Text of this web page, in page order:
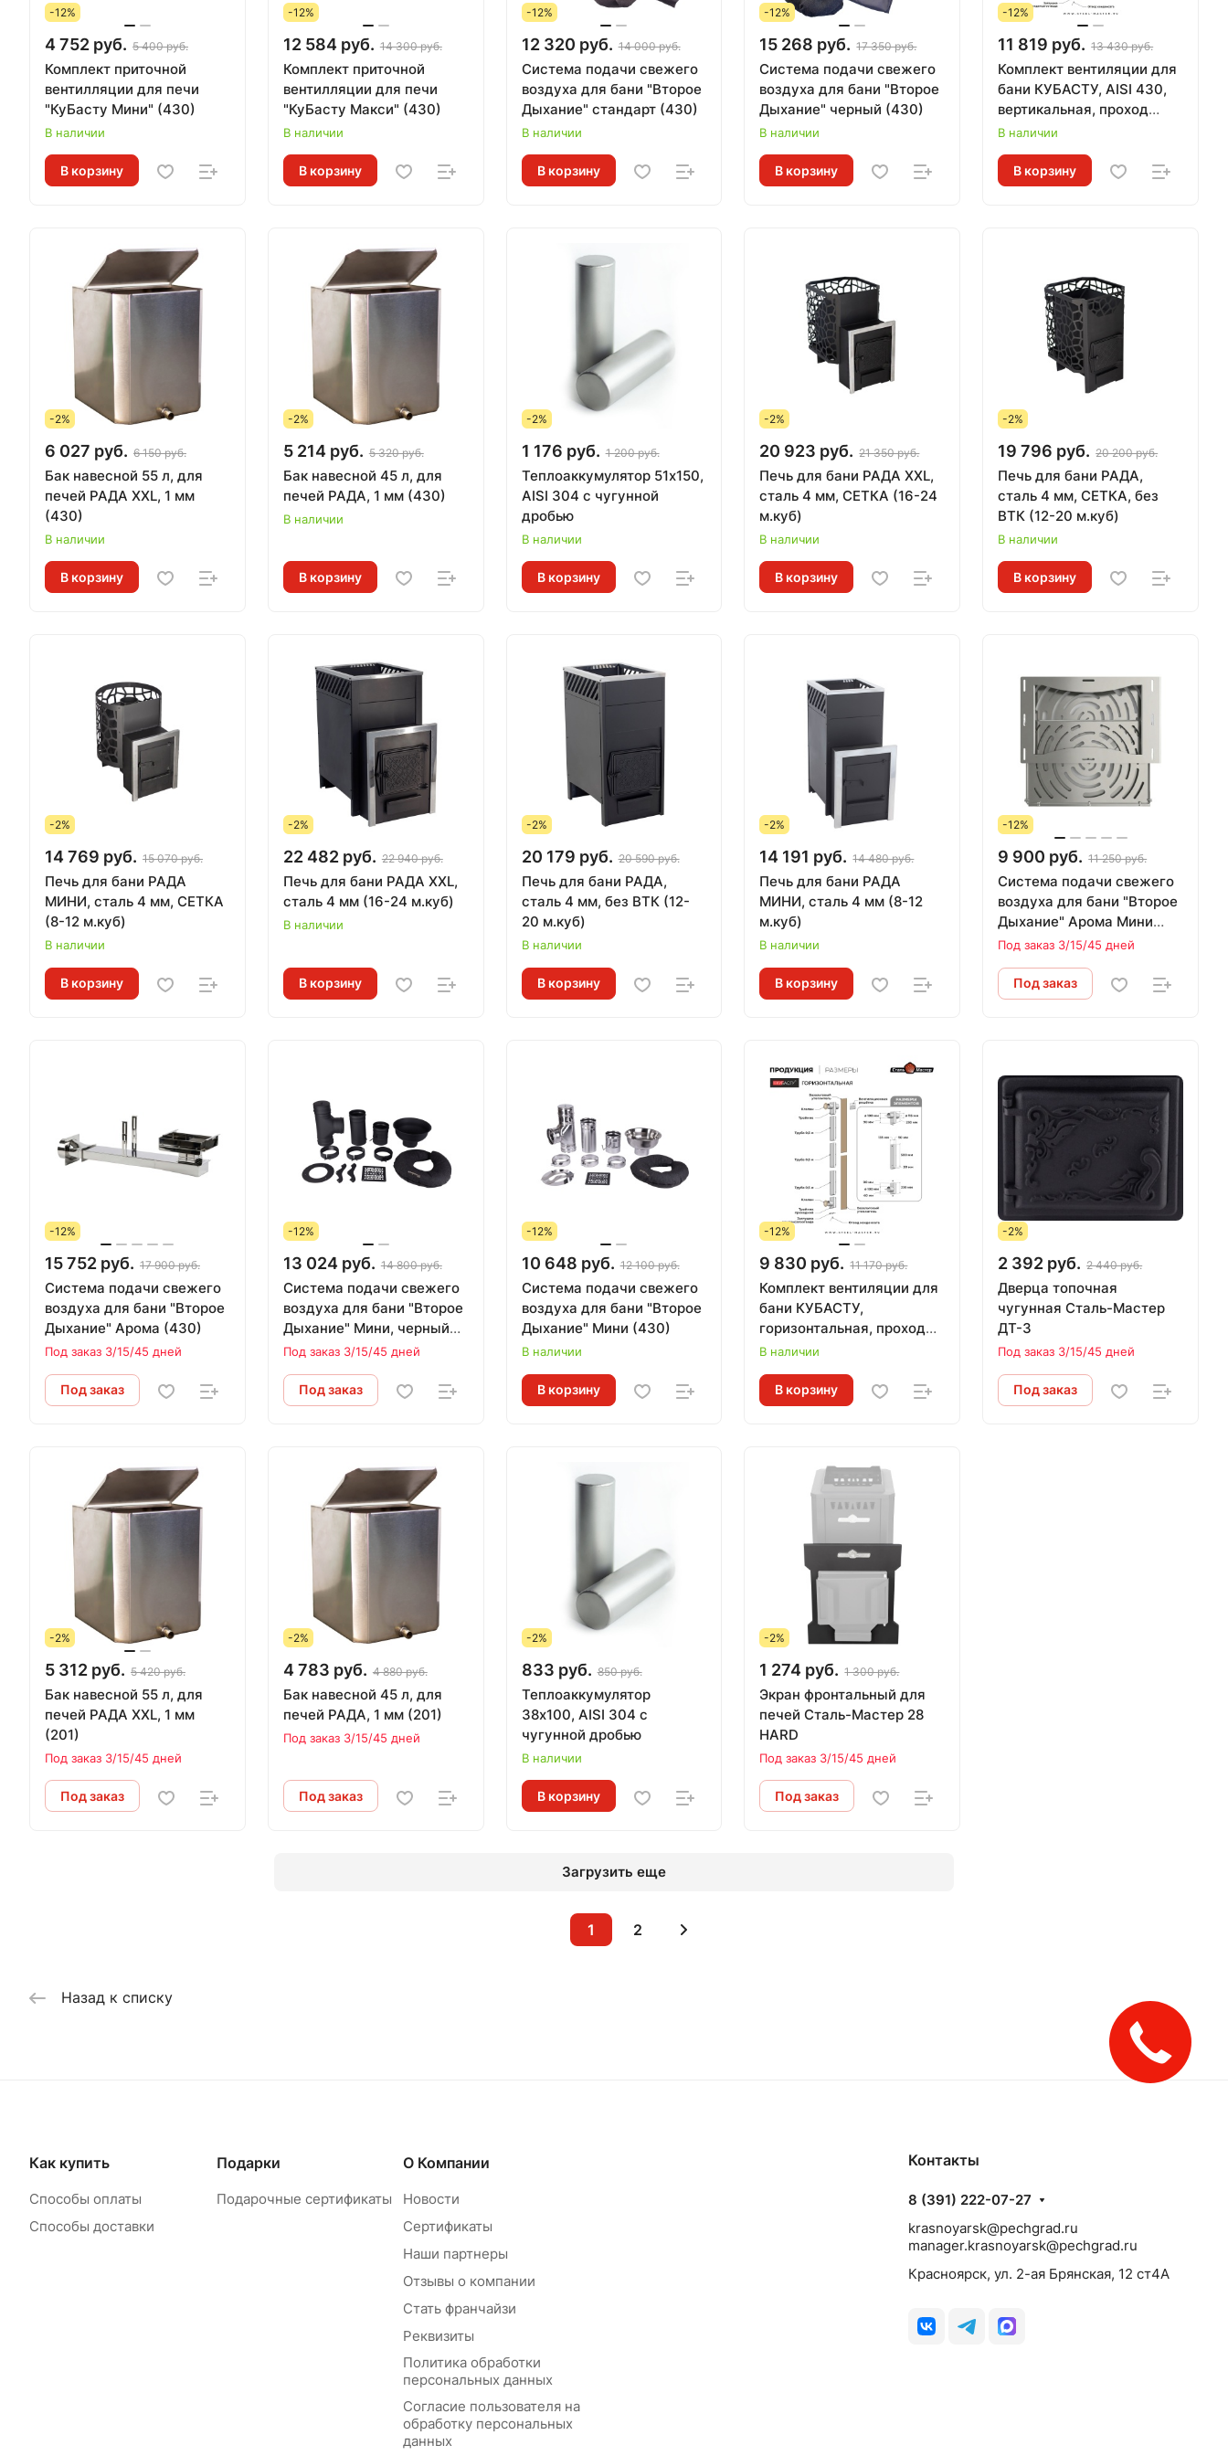
-12%
4 752 руб. 5 400 руб.
Комплект приточной
вентилляции для печи
"КуБасту Мини" (430)
В наличии
В корзину
-12%
12 584 руб. 14 300 руб.
Комплект приточной
вентилляции для печи
"КуБасту Макси" (430)
В наличии
В корзину
-12%
12 320 руб. 14 000 руб.
Система подачи свежего
воздуха для бани "Второе
Дыхание" стандарт (430)
В наличии
В корзину
-12%
15 268 руб. 17 350 руб.
Система подачи свежего
воздуха для бани "Второе
Дыхание" черный (430)
В наличии
В корзину
-12%
11 819 руб. 13 430 руб.
Комплект вентиляции для
бани КУБАСТУ, AISI 430,
вертикальная, проход
через перекрытие, кровлю
В наличии
В корзину
-2%
6 027 руб. 6 150 руб.
Бак навесной 55 л, для
печей РАДА XXL, 1 мм
(430)
В наличии
В корзину
-2%
5 214 руб. 5 320 руб.
Бак навесной 45 л, для
печей РАДА, 1 мм (430)
В наличии
В корзину
-2%
1 176 руб. 1 200 руб.
Теплоаккумулятор 51х150,
AISI 304 с чугунной
дробью
В наличии
В корзину
-2%
20 923 руб. 21 350 руб.
Печь для бани РАДА XXL,
сталь 4 мм, СЕТКА (16-24
м.куб)
В наличии
В корзину
-2%
19 796 руб. 20 200 руб.
Печь для бани РАДА,
сталь 4 мм, СЕТКА, без
ВТК (12-20 м.куб)
В наличии
В корзину
-2%
14 769 руб. 15 070 руб.
Печь для бани РАДА
МИНИ, сталь 4 мм, СЕТКА
(8-12 м.куб)
В наличии
В корзину
-2%
22 482 руб. 22 940 руб.
Печь для бани РАДА XXL,
сталь 4 мм (16-24 м.куб)
В наличии
В корзину
-2%
20 179 руб. 20 590 руб.
Печь для бани РАДА,
сталь 4 мм, без ВТК (12-
20 м.куб)
В наличии
В корзину
-2%
14 191 руб. 14 480 руб.
Печь для бани РАДА
МИНИ, сталь 4 мм (8-12
м.куб)
В наличии
В корзину
-12%
9 900 руб. 11 250 руб.
Система подачи свежего
воздуха для бани "Второе
Дыхание" Арома Мини
(430)
Под заказ 3/15/45 дней
Под заказ
-12%
15 752 руб. 17 900 руб.
Система подачи свежего
воздуха для бани "Второе
Дыхание" Арома (430)
Под заказ 3/15/45 дней
Под заказ
-12%
13 024 руб. 14 800 руб.
Система подачи свежего
воздуха для бани "Второе
Дыхание" Мини, черный
(430)
Под заказ 3/15/45 дней
Под заказ
-12%
10 648 руб. 12 100 руб.
Система подачи свежего
воздуха для бани "Второе
Дыхание" Мини (430)
В наличии
В корзину
-12%
9 830 руб. 11 170 руб.
Комплект вентиляции для
бани КУБАСТУ,
горизонтальная, проход
через стену (AISI 430)
В наличии
В корзину
-2%
2 392 руб. 2 440 руб.
Дверца топочная
чугунная Сталь-Мастер
ДТ-3
Под заказ 3/15/45 дней
Под заказ
-2%
5 312 руб. 5 420 руб.
Бак навесной 55 л, для
печей РАДА XXL, 1 мм
(201)
Под заказ 3/15/45 дней
Под заказ
-2%
4 783 руб. 4 880 руб.
Бак навесной 45 л, для
печей РАДА, 1 мм (201)
Под заказ 3/15/45 дней
Под заказ
-2%
833 руб. 850 руб.
Теплоаккумулятор
38х100, AISI 304 с
чугунной дробью
В наличии
В корзину
-2%
1 274 руб. 1 300 руб.
Экран фронтальный для
печей Сталь-Мастер 28
HARD
Под заказ 3/15/45 дней
Под заказ
Загрузить еще
1 2
Назад к списку
Как купить
Способы оплаты
Способы доставки
Подарки
Подарочные сертификаты
О Компании
Новости
Сертификаты
Наши партнеры
Отзывы о компании
Стать франчайзи
Реквизиты
Политика обработки
персональных данных
Согласие пользователя на
обработку персональных
данных
Контакты
8 (391) 222-07-27
krasnoyarsk@pechgrad.ru
manager.krasnoyarsk@pechgrad.ru
Красноярск, ул. 2-ая Брянская, 12 ст4А